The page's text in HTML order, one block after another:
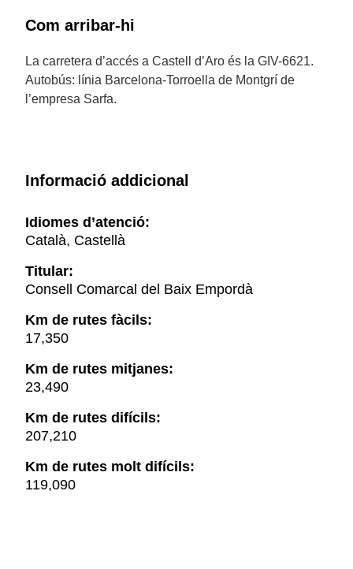
Com arribar-hi
La carretera d’accés a Castell d’Aro és la GIV-6621.
Autobús: línia Barcelona-Torroella de Montgrí de
l’empresa Sarfa.
Informació addicional
Idiomes d’atenció:
Català, Castellà
Titular:
Consell Comarcal del Baix Empordà
Km de rutes fàcils:
17,350
Km de rutes mitjanes:
23,490
Km de rutes difícils:
207,210
Km de rutes molt difícils:
119,090